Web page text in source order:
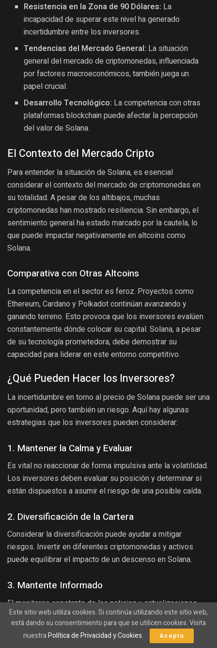
Resistencia en la Zona de 90 Dólares: La
incapacidad de superar este nivel ha generado
incertidumbre entre los inversores.
Tendencias del Mercado General: La situación
general del mercado de criptomonedas, influenciada
por factores macroeconómicos, también juega un
papel crucial.
Desarrollo Tecnológico: La competencia con otras
plataformas blockchain puede afectar la percepción
del valor de Solana.
El Contexto del Mercado Cripto
Para entender la situación de Solana, es esencial
considerar el contexto del mercado de criptomonedas en
su totalidad. A pesar de los altibajos, muchas
criptomonedas han mostrado resiliencia. Sin embargo, el
sentimiento general ha estado marcado por la cautela, lo
que puede impactar negativamente en altcoins como
Solana.
Comparativa con Otras Altcoins
La competencia en el sector es feroz. Proyectos como
Ethereum, Cardano y Polkadot continúan avanzando y
ganando terreno. Esto provoca que los inversores evalúen
constantemente dónde colocar su capital. Solana, a pesar
de su tecnología prometedora, debe demostrar su
capacidad para liderar en este entorno competitivo.
¿Qué Pueden Hacer los Inversores?
La incertidumbre en torno al precio de Solana puede ser una
oportunidad, pero también un riesgo. Aquí hay algunas
estrategias que los inversores pueden considerar:
1. Mantener la Calma y Evaluar
Es vital no reaccionar de forma impulsiva ante la volatilidad.
Los inversores deben evaluar su posición y determinar si
están dispuestos a asumir el riesgo de una posible caída.
2. Diversificación de la Cartera
Considerar la diversificación puede ayudar a mitigar
riesgos. Invertir en diferentes criptomonedas y activos
puede equilibrar el impacto de un descenso en Solana.
3. Mantente Informado
El monitoreo constante de las noticias y actualizaciones
sobre Solana y el mercado de criptomonedas es crucial.
Ser proactivo puede ayudar a identificar oportunidades y
riesgos a tiempo.
Este sitio web utiliza cookies. Si continúa utilizando este sitio web,
está dando su consentimiento para que se utilicen cookies. Visita
nuestraPolítica de Privacidad y Cookies. Acepto